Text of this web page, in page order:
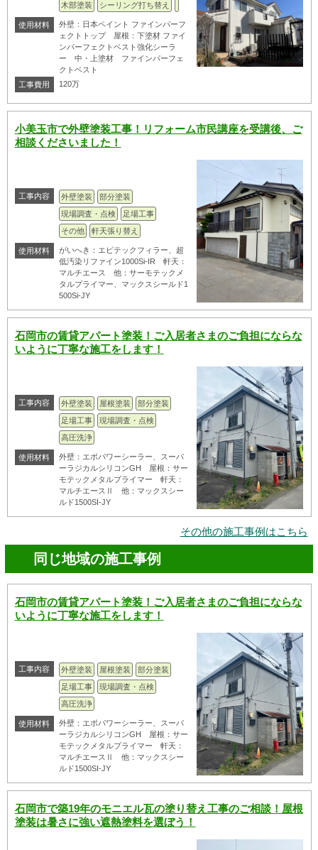
木部塗装 シーリング打ち替え
使用材料
外壁：日本ペイント ファインパーフ
ェクトトップ 屋根：下塗材 ファイ
ンパーフェクトベスト強化シーラ
ー 中・上塗材 ファインパーフェ
クトベスト
工事費用
120万
小美玉市で外壁塗装工事！リフォーム市民講座を受講後、ご
相談くださいました！
工事内容 外壁塗装
部分塗装
現場調査・点検
足場工事
その他
軒天張り替え
使用材料
がいへき：エピテックフィラー、超
低汚染リファイン1000Si-IR 軒天：
マルチエース 他：サーモテックメ
タルプライマー、マックスシールド1
500Si-JY
石岡市の賃貸アパート塗装！ご入居者さまのご負担にならな
いように丁寧な施工をします！
工事内容 外壁塗装 屋根塗装
部分塗装
足場工事
現場調査・点検
高圧洗浄
使用材料
外壁：エポパワーシーラー、スーパ
ーラジカルシリコンGH 屋根：サー
モテックメタルプライマー 軒天：
マルチエースⅡ 他：マックスシー
ルド1500SI-JY
その他の施工事例はこちら
同じ地域の施工事例
石岡市の賃貸アパート塗装！ご入居者さまのご負担にならな
いように丁寧な施工をします！
工事内容 外壁塗装 屋根塗装
部分塗装
足場工事
現場調査・点検
高圧洗浄
使用材料
外壁：エポパワーシーラー、スーパ
ーラジカルシリコンGH 屋根：サー
モテックメタルプライマー 軒天：
マルチエースⅡ 他：マックスシー
ルド1500SI-JY
石岡市で築19年のモニエル瓦の塗り替え工事のご相談！屋根
塗装は暑さに強い遮熱塗料を選ぼう！